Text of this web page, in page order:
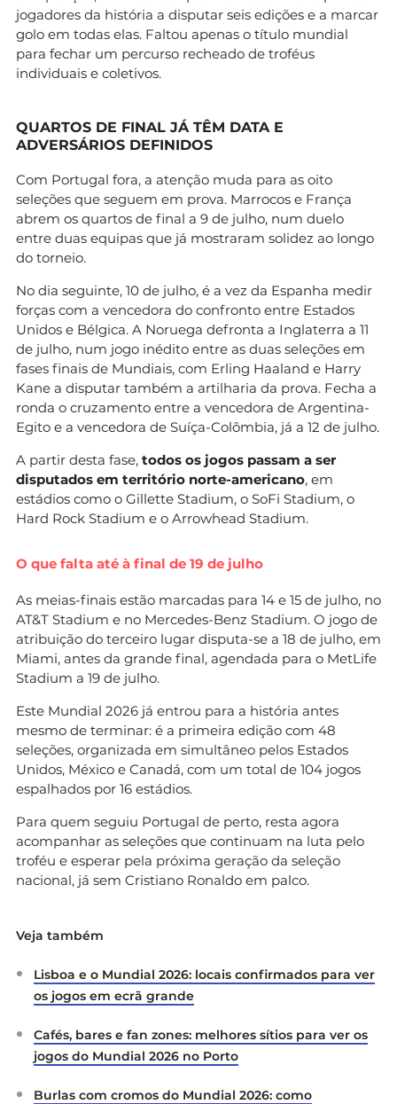
jogadores da história a disputar seis edições e a marcar
golo em todas elas. Faltou apenas o título mundial
para fechar um percurso recheado de troféus
individuais e coletivos.
QUARTOS DE FINAL JÁ TÊM DATA E
ADVERSÁRIOS DEFINIDOS
Com Portugal fora, a atenção muda para as oito
seleções que seguem em prova. Marrocos e França
abrem os quartos de final a 9 de julho, num duelo
entre duas equipas que já mostraram solidez ao longo
do torneio.
No dia seguinte, 10 de julho, é a vez da Espanha medir
forças com a vencedora do confronto entre Estados
Unidos e Bélgica. A Noruega defronta a Inglaterra a 11
de julho, num jogo inédito entre as duas seleções em
fases finais de Mundiais, com Erling Haaland e Harry
Kane a disputar também a artilharia da prova. Fecha a
ronda o cruzamento entre a vencedora de Argentina-
Egito e a vencedora de Suíça-Colômbia, já a 12 de julho.
A partir desta fase, todos os jogos passam a ser
disputados em território norte-americano, em
estádios como o Gillette Stadium, o SoFi Stadium, o
Hard Rock Stadium e o Arrowhead Stadium.
O que falta até à final de 19 de julho
As meias-finais estão marcadas para 14 e 15 de julho, no
AT&T Stadium e no Mercedes-Benz Stadium. O jogo de
atribuição do terceiro lugar disputa-se a 18 de julho, em
Miami, antes da grande final, agendada para o MetLife
Stadium a 19 de julho.
Este Mundial 2026 já entrou para a história antes
mesmo de terminar: é a primeira edição com 48
seleções, organizada em simultâneo pelos Estados
Unidos, México e Canadá, com um total de 104 jogos
espalhados por 16 estádios.
Para quem seguiu Portugal de perto, resta agora
acompanhar as seleções que continuam na luta pelo
troféu e esperar pela próxima geração da seleção
nacional, já sem Cristiano Ronaldo em palco.
Veja também
Lisboa e o Mundial 2026: locais confirmados para ver
os jogos em ecrã grande
Cafés, bares e fan zones: melhores sítios para ver os
jogos do Mundial 2026 no Porto
Burlas com cromos do Mundial 2026: como